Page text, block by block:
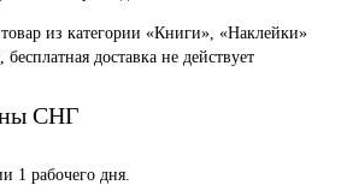
товар из категории «Книги», «Наклейки»
доставка не действует
СНГ
1 рабочего дня.